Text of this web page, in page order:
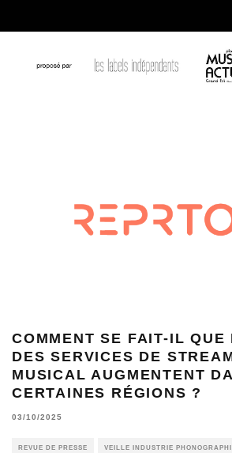
COMMENT SE FAIT-IL QUE
DES SERVICES DE
MUSICAL AUGMENTENT
CERTAINES RÉGIONS ?
03/10/2025
REVUE DE PRESSE VEILLE INDUSTRIE